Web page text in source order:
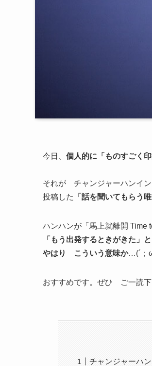
今日、 個人的に「ものすごく
それが チャンジャーハンイ
投稿した
「話を聞いてもらう
ハンハンが「馬上就離開 Time
「もう出発するときがきた
やはり こういう意味か…(´；
おすすめです。ぜひ ご一読
チャンジャーハ